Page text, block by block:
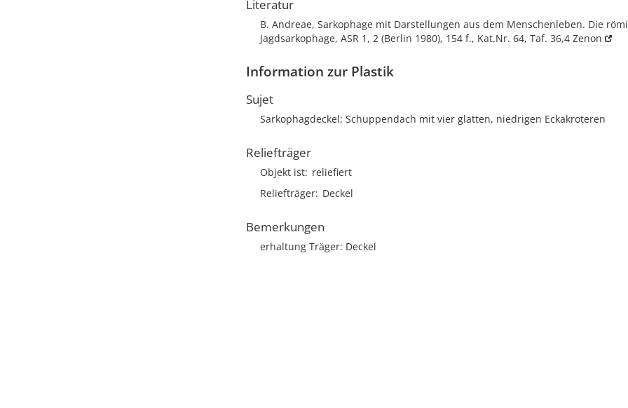
Literatur
B. Andreae, Sarkophage mit Darstellungen aus dem Menschenleben. Die
Jagdsarkophage, ASR 1, 2 (Berlin 1980), 154 f., Kat.Nr. 64, Taf. 36,4 Zenon
Information zur Plastik
Sujet
Sarkophagdeckel; Schuppendach mit vier glatten, niedrigen Eckakroteren
Reliefträger
Objekt ist reliefiert
Reliefträger Deckel
Bemerkungen
erhaltung Träger: Deckel